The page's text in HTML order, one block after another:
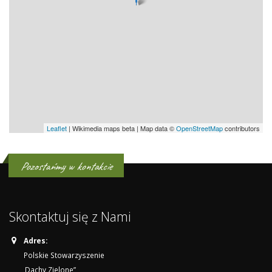
Leaflet | Wikimedia maps beta | Map data ©OpenStreetMapcontributors
Pozostańmy w kontakcie
Skontaktuj się z Nami
Adres:
Polskie Stowarzyszenie
„Dachy Zielone”